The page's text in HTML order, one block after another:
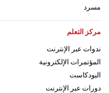
مسرد
اذهب إلى:
مركز التعلم
ندوات عبر الإنترنت
المؤتمرات الإلكترونية
البودكاست
دورات عبر الإنترنت